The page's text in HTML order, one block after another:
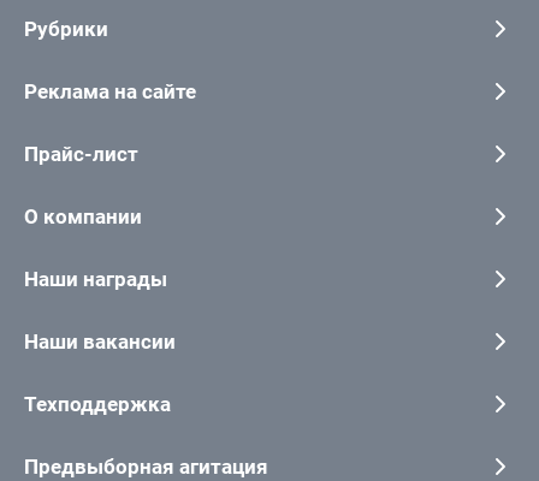
Рубрики
Реклама на сайте
Прайс-лист
О компании
Наши награды
Наши вакансии
Техподдержка
Предвыборная агитация